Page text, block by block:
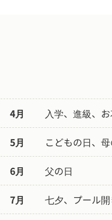
4月 入学、進級、
5月 こどもの日、
6月 父の日
7月 七夕、プール